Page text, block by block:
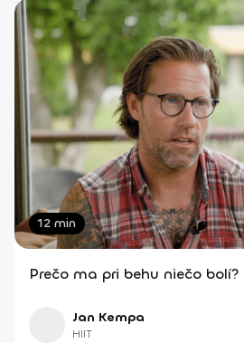
12 min
Prečo ma pri behu niečo bolí?
Jan Kempa
HIIT